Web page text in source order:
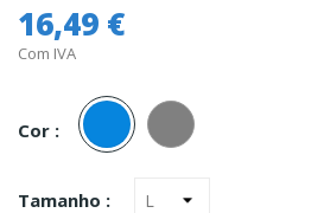
16,49 €
Com IVA
Cor :
Azul
Tamanho :